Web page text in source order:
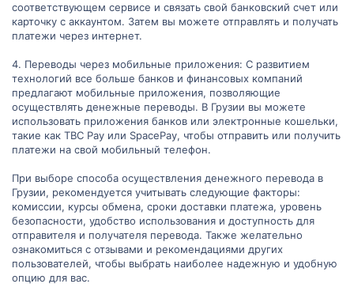
соответствующем сервисе и связать свой банковский счет или
карточку с аккаунтом. Затем вы можете отправлять и получать
платежи через интернет.
4. Переводы через мобильные приложения: С развитием
технологий все больше банков и финансовых компаний
предлагают мобильные приложения, позволяющие
осуществлять денежные переводы. В Грузии вы можете
использовать приложения банков или электронные кошельки,
такие как TBC Pay или SpacePay, чтобы отправить или получить
платежи на свой мобильный телефон.
При выборе способа осуществления денежного перевода в
Грузии, рекомендуется учитывать следующие факторы:
комиссии, курсы обмена, сроки доставки платежа, уровень
безопасности, удобство использования и доступность для
отправителя и получателя перевода. Также желательно
ознакомиться с отзывами и рекомендациями других
пользователей, чтобы выбрать наиболее надежную и удобную
опцию для вас.